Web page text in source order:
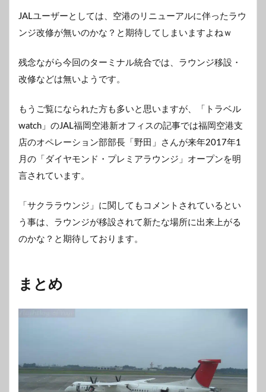
JALユーザーとしては、空港のリニューアルに伴ったラウ
ンジ改修が無いのかな？と期待してしまいますよねｗ
残念ながら今回のターミナル統合では、ラウンジ移設・
改修などは無いようです。
もうご覧になられた方も多いと思いますが、「トラベル
watch」のJAL福岡空港新オフィスの記事では福岡空港支
店のオペレーション部部長「野田」さんが来年2017年1
月の「ダイヤモンド・プレミアラウンジ」オープンを明
言されています。
「サクララウンジ」に関してもコメントされているとい
う事は、ラウンジが移設されて新たな場所に出来上がる
のかな？と期待しております。
まとめ